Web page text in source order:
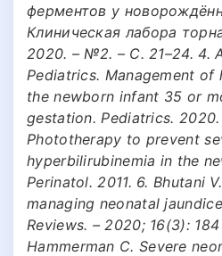
ферментов у
Клиническая лабора
2020. – №2. – С. 21–24. 4.
Pediatrics. Management of
the newborn infant 35 or
gestation. Pediatrics. 2020.
Phototherapy to prevent
hyperbilirubinemia in the
Perinatol. 2011. 6. Bhutani
managing neonatal
Reviews. – 2020; 16(3): 184
Hammerman C. Severe